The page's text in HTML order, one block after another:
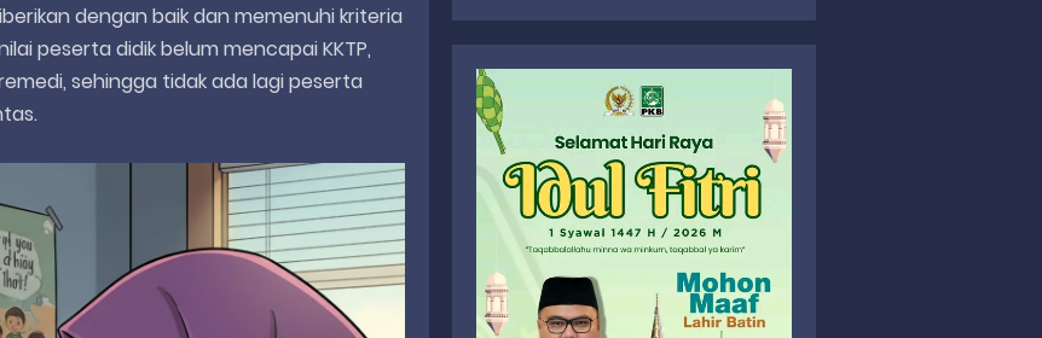
dengan baik dan memenuhi kriteria
peserta didik belum mencapai KKTP,
sehingga tidak ada lagi peserta